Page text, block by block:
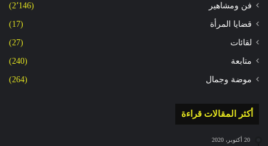
فن ومشاهير (2٬146)
قضايا المرأة (17)
لقائات (27)
متابعة (240)
موضة وجمال (264)
أكثر المقالات قراءة
20 أكتوبر، 2020